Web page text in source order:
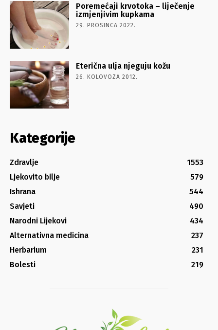
Poremećaji krvotoka – liječenje
izmjenjivim kupkama
29. PROSINCA 2022.
Eterična ulja njeguju kožu
26. KOLOVOZA 2012.
Kategorije
Zdravlje
1553
Ljekovito bilje
579
Ishrana
544
Savjeti
490
Narodni Lijekovi
434
Alternativna medicina
237
Herbarium
231
Bolesti
219